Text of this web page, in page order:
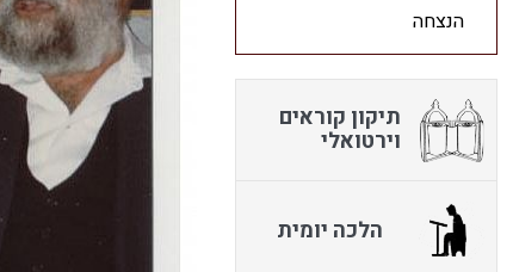
הנצחה
תיקון קוראים
וירטואלי
הלכה יומית